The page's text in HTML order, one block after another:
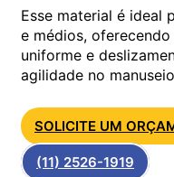
Esse material é ideal
e médios,
uniforme e
agilidade no
SOLICITE UM
(11) 2526-1919